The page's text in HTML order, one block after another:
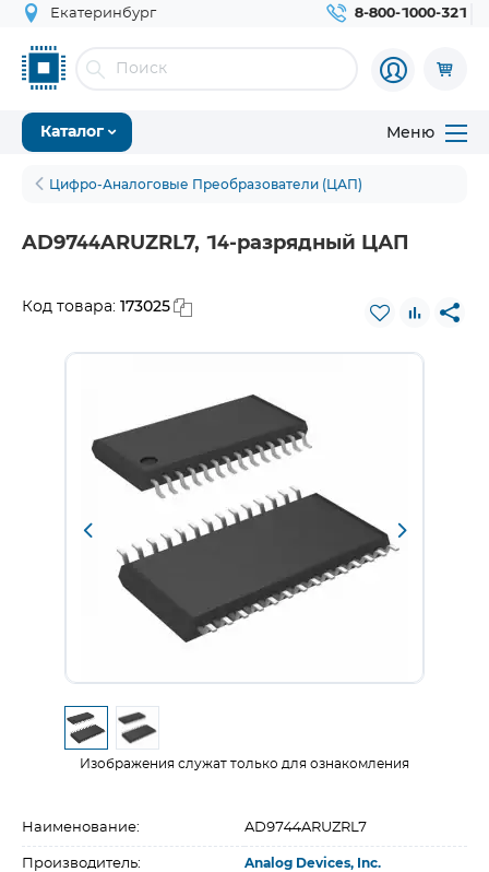
Екатеринбург 8-800-1000-321
Каталог Меню
Цифро-Аналоговые Преобразователи (ЦАП)
AD9744ARUZRL7, 14-разрядный ЦАП
Код товара: 173025
Изображения служат только для ознакомления
Наименование: AD9744ARUZRL7
Производитель: Analog Devices, Inc.